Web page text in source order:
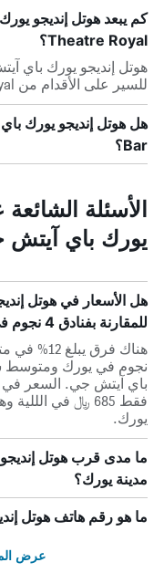
Theatre Royal؟
للسير على الأقدام من York Theatre Royal، يورك.
Bar؟
الأسئلة
يورك باي
هل الأسعار في هوتل
للمقارنة بفنادق 4 نجوم في يورك؟
نجوم في يورك ومتوسط
باي آيتش جي. السعر في
فقط 685 ﷼ في
يورك.
ما مدى قرب هوتل
مدينة يورك؟
ما هو رقم هاتف هوتل
عرض